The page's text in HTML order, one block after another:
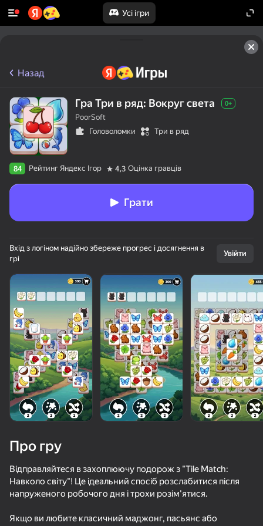
Усі ігри
Apple Worm
Пасьянс Слов
Собери Арбуз: Соединяй шарики
52
Назад
Гра Три в ряд: Вокруг света 0+
PoorSoft
Головоломки
Три в ряд
84 Рейтинг Яндекс Ігор 4,3 Оцінка гравців
Грати
Вхід з логіном надійно збереже прогрес і досягнення в
грі
Увійти
Про гру
Відправляйтеся в захоплюючу подорож з "Tile Match:
Навколо світу"! Це ідеальний спосіб розслабитися після
напруженого робочого дня і трохи розім'ятися.
Якщо ви любите класичний маджонг, пасьянс або